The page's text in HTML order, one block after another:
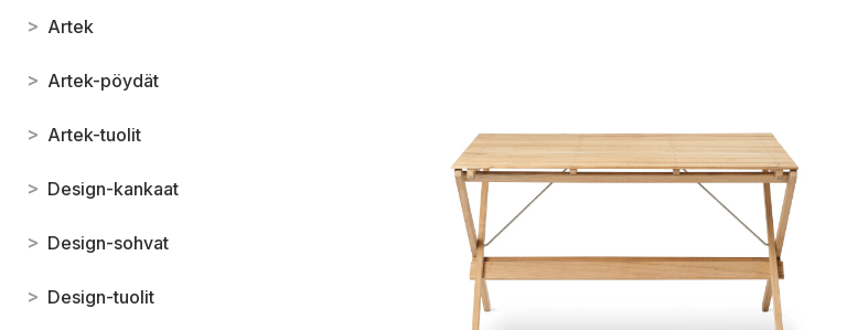
> Artek
> Artek-pöydät
> Artek-tuolit
> Design-kankaat
> Design-sohvat
> Design-tuolit